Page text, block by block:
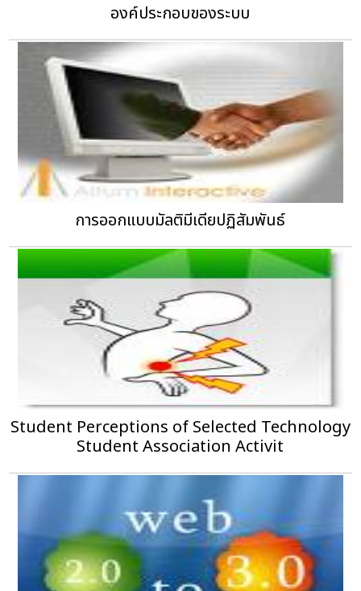
องค์ประกอบของระบบ
การออกแบบมัลติมีเดียปฏิสัมพันธ์
Student Perceptions of Selected Technology
Student Association Activit